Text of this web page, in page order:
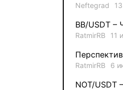
Neftegrad
BB/USDT –
RatmirRB 11
RatmirRB 6
NOT/USDT